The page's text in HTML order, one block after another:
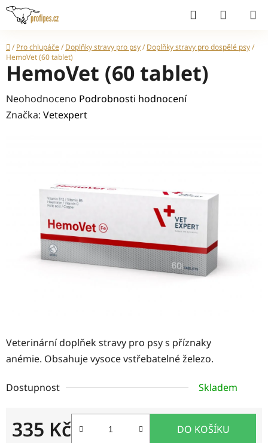
Přejít
Hledat
Domů
/ Pro chlupáče/ Doplňky stravy pro psy/ Doplňky stravy pro dospělé psy/
HemoVet (60 tablet)
Veterinární doplňek stravy pro psy s příznaky
anémie. Obsahuje vysoce vstřebatelné železo.
Dostupnost Skladem
335 Kč DO KOŠÍKU
HemoVet (60 tablet)
Průměrné
hodnocení
hvězdiček.
Neohodnoceno Podrobnosti hodnocení
Značka: Vetexpert